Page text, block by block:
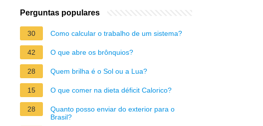
Perguntas populares
30 Como calcular o trabalho de um sistema?
42 O que abre os brônquios?
28 Quem brilha é o Sol ou a Lua?
15 O que comer na dieta déficit Calorico?
28
Quanto posso enviar do exterior para o
Brasil?